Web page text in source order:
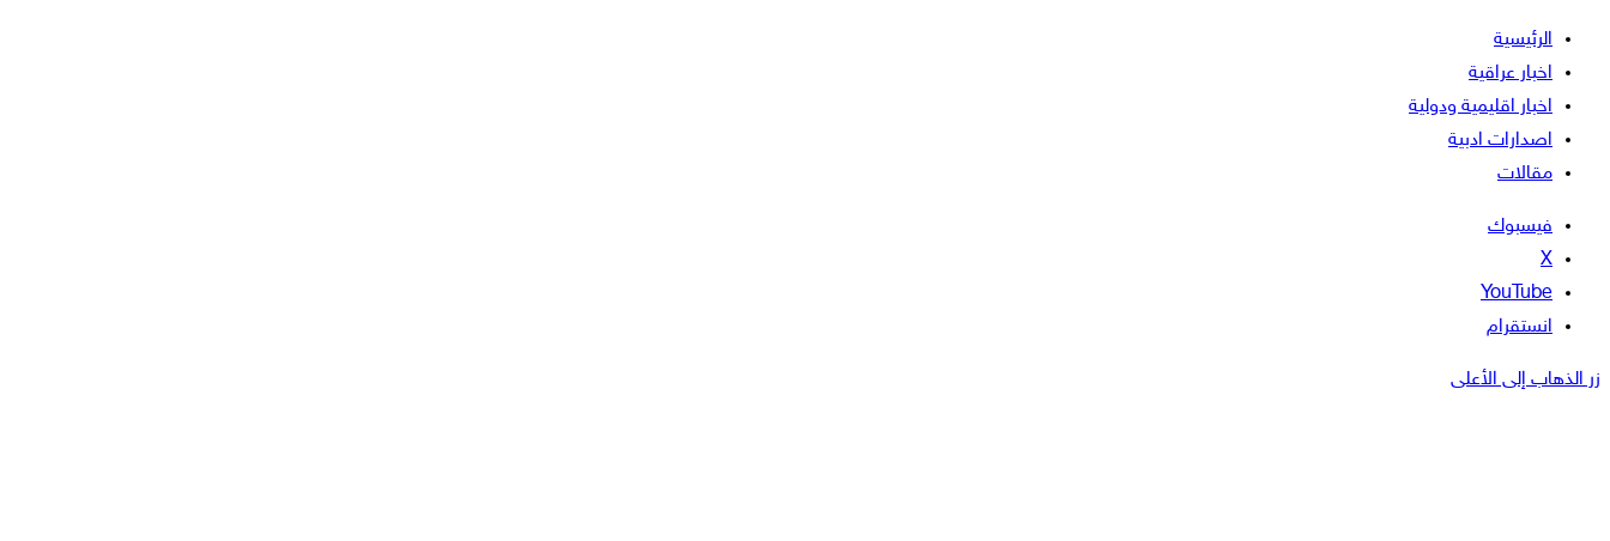
الرئيسية
اخبار عراقية
اخبار اقليمية ودولية
اصدارات ادبية
مقالات
فيسبوك
‫X
‫YouTube
انستقرام
زر الذهاب إلى الأعلى